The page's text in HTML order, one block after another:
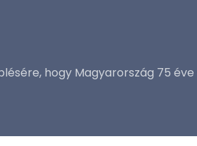
hogy Magyarország 75